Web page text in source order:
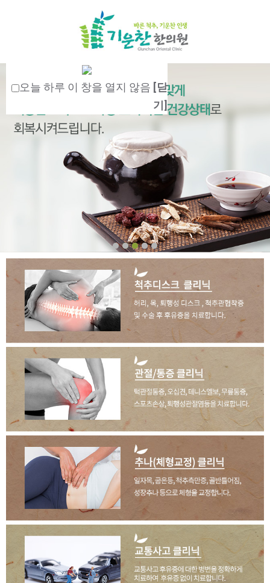
오늘 하루 이 창을 열지 않음
[닫
기]